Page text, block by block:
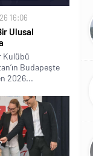
16:06
Ulusal
Kulübü
Budapeşte
2026...